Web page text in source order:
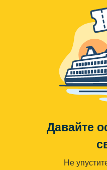
Давайте
Не